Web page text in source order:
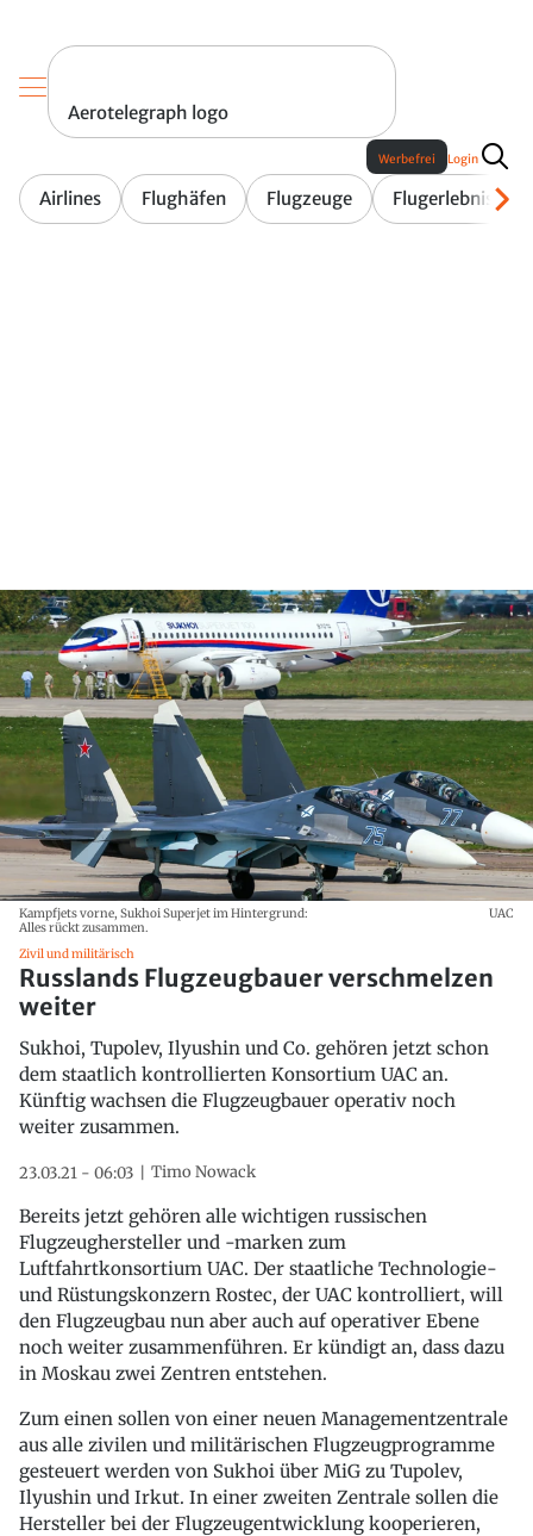
Aerotelegraph logo
Airlines Flughäfen Flugzeuge Flugerlebnis
Werbefrei Login
Kampfjets vorne, Sukhoi Superjet im Hintergrund:
Alles rückt zusammen.
UAC
Zivil und militärisch
Russlands Flugzeugbauer verschmelzen
weiter
Sukhoi, Tupolev, Ilyushin und Co. gehören jetzt schon
dem staatlich kontrollierten Konsortium UAC an.
Künftig wachsen die Flugzeugbauer operativ noch
weiter zusammen.
23.03.21 - 06:03 Timo Nowack
Bereits jetzt gehören alle wichtigen russischen
Flugzeughersteller und -marken zum
Luftfahrtkonsortium UAC. Der staatliche Technologie-
und Rüstungskonzern Rostec, der UAC kontrolliert, will
den Flugzeugbau nun aber auch auf operativer Ebene
noch weiter zusammenführen. Er kündigt an, dass dazu
in Moskau zwei Zentren entstehen.
Zum einen sollen von einer neuen Managementzentrale
aus alle zivilen und militärischen Flugzeugprogramme
gesteuert werden von Sukhoi über MiG zu Tupolev,
Ilyushin und Irkut. In einer zweiten Zentrale sollen die
Hersteller bei der Flugzeugentwicklung kooperieren,